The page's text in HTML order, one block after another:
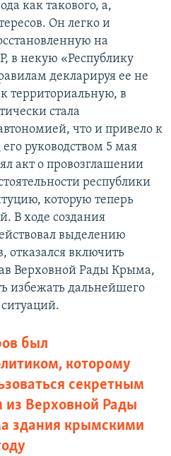
как такового, а,
Он легко и
на
в некую «Республику
декларируя ее не
территориальную, в
стала
что и привело к
руководством 5 мая
акт о провозглашении
республики
которую теперь
В ходе создания
выделению
отказался включить
Верховной Рады Крыма,
избежать дальнейшего
был
которому
секретным
Верховной Рады
здания крымскими